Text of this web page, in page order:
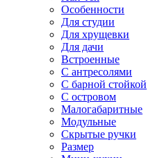
Особенности
Для студии
Для хрущевки
Для дачи
Встроенные
С антресолями
С барной стойкой
С островом
Малогабаритные
Модульные
Скрытые ручки
Размер